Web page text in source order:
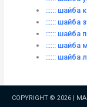
:::::: шайба
:::::: шайба
:::::: шайба
:::::: шайба
:::::: шайба
COPYRIGHT © 2026 |